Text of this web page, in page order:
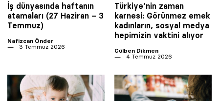
İş dünyasında haftanın
atamaları (27 Haziran – 3
Temmuz)
Nafizcan Önder
3 Temmuz 2026
Türkiye’nin zaman
karnesi: Görünmez emek
kadınların, sosyal medya
hepimizin vaktini alıyor
Gülben Dikmen
4 Temmuz 2026